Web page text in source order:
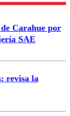
comentario
Carahue por
SAE
revisa la